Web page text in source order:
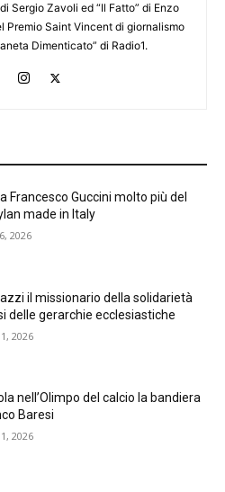
Sergio Zavoli ed “Il Fatto” di Enzo
Premio Saint Vincent di giornalismo
Dimenticato” di Radio1.
Francesco Guccini molto più del
made in Italy
2026
il missionario della solidarietà
delle gerarchie ecclesiastiche
2026
nell’Olimpo del calcio la bandiera
Baresi
2026